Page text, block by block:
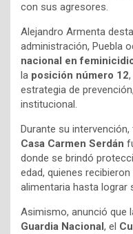
con sus agresores.
Alejandro Armenta
administración, Puebla
nacional en
la posición número 12
estrategia de
institucional.
Durante su
Casa Carmen Serdán
donde se brindó
edad, quienes
alimentaria hasta lograr
Asimismo, anunció que
Guardia Nacional, el